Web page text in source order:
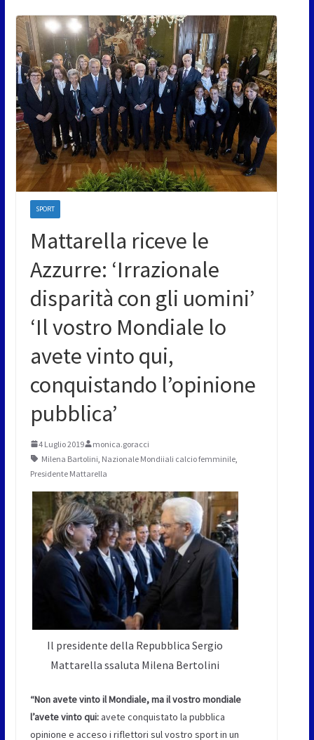
SPORT
Mattarella riceve le
Azzurre: ‘Irrazionale
disparità con gli uomini’
‘Il vostro Mondiale lo
avete vinto qui,
conquistando l’opinione
pubblica’
4 Luglio 2019
monica.goracci
Milena Bartolini Nazionale Mondiiali calcio femminile,
Presidente Mattarella
Il presidente della Repubblica Sergio
Mattarella ssaluta Milena Bertolini
“Non avete vinto il Mondiale, ma il vostro mondiale
l’avete vinto qui:avete conquistato la pubblica
opinione e acceso i riflettori sul vostro sport in un